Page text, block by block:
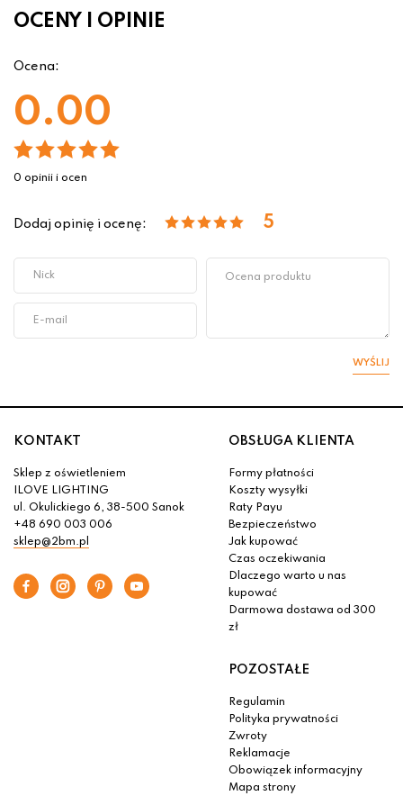
OCENY I OPINIE
Ocena:
0.00
0 opinii i ocen
Dodaj opinię i ocenę: 5
WYŚLIJ
KONTAKT
Sklep z oświetleniem
ILOVE LIGHTING
ul. Okulickiego 6, 38-500 Sanok
+48 690 003 006
sklep@2bm.pl
OBSŁUGA KLIENTA
Formy płatności
Koszty wysyłki
Raty Payu
Bezpieczeństwo
Jak kupować
Czas oczekiwania
Dlaczego warto u nas
kupować
Darmowa dostawa od 300
zł
POZOSTAŁE
Regulamin
Polityka prywatności
Zwroty
Reklamacje
Obowiązek informacyjny
Mapa strony